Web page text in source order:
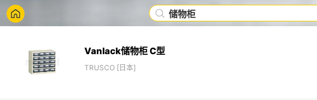
储物柜
Vanlack储物柜 C型
TRUSCO [日本]